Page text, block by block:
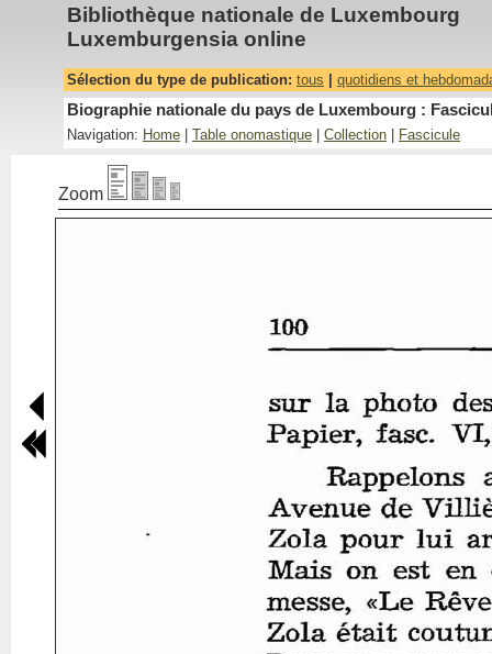
Bibliothèque nationale de Luxembourg
Luxemburgensia online
Sélection du type de publication: tous quotidiens et
Biographie nationale du pays de Luxembourg :
Navigation: Home Table onomastique Collection Fascicule
Zoom